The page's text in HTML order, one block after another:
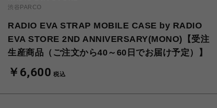
渋谷PARCO
RADIO EVA STRAP MOBILE CASE by RADIO
EVA STORE 2ND ANNIVERSARY(MONO)【受注
生産商品（ご注文から40～60日でお届け予定）】
￥6,600 税込